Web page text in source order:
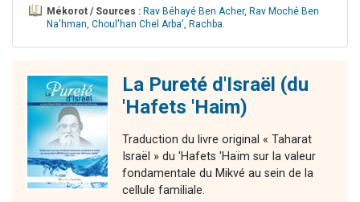
Mékorot / Sources : Rav Béhayé Ben Acher, Rav Moché Ben
Na'hman, Choul'han Chel Arba', Rachba.
La Pureté d'Israël (du
'Hafets 'Haim)
Traduction du livre original « Taharat
Israël » du 'Hafets 'Haïm sur la valeur
fondamentale du Mikvé au sein de la
cellule familiale.